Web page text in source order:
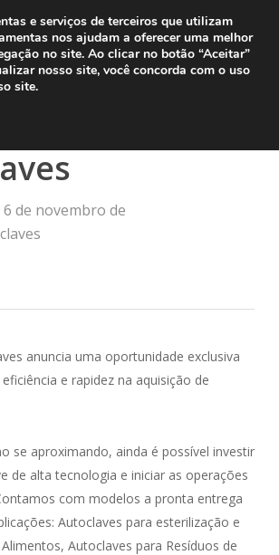
Bioaxer
6 de novembro de
anuncia uma oportunidade exclusiva
e rapidez na aquisição de
se aproximando, ainda é possível investir
de alta tecnologia e iniciar as operações
com modelos a pronta entrega
Autoclaves para esterilização e
Autoclaves para Resíduos de
e serviços de terceiros que utilizam
nos ajudam a oferecer uma melhor
no site. Ao clicar no botão “Aceitar”
nosso site, você concorda com o uso
site.